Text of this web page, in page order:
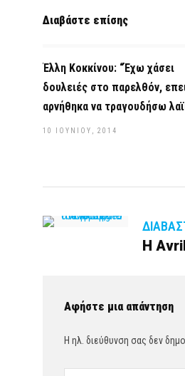
Διαβάστε επίσης
Έλλη Κοκκίνου: “Έχω χάσει
δουλειές στο παρελθόν,
αρνήθηκα να τραγουδήσω
10 ΙΟΥΝΊΟΥ, 2014
Η
Αφήστε μια απάντηση
Η ηλ. διεύθυνση σας δεν